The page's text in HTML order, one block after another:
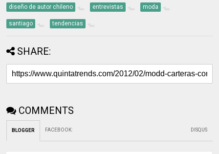
diseño de autor chileno entrevistas moda
santiago tendencias
SHARE:
COMMENTS
BLOGGER FACEBOOK: DISQUS